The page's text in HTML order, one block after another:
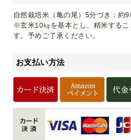
自然栽培米（亀の尾）5分づき：約9
※玄米10㎏を基本とし、精米するこ
す。予めご了承ください。
お支払い方法